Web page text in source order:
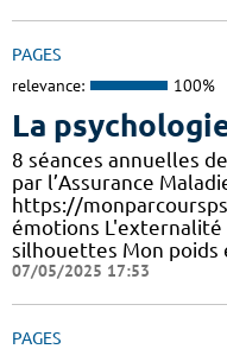
PAGES
relevance: 100%
La
8 séances annuelles
par l’Assurance
https://
émotions L'externalité
silhouettes Mon poids
07/05/2025 17:53
PAGES